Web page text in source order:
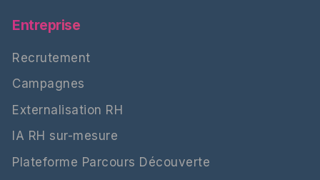
Entreprise
Recrutement
Campagnes
Externalisation RH
IA RH sur-mesure
Plateforme Parcours Découverte